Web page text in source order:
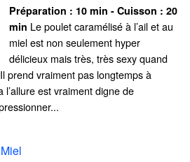
Préparation : 10 min - Cuisson : 20
min Le poulet caramélisé à l’ail et au
miel est non seulement hyper
délicieux mais très, très sexy quand
prend vraiment pas longtemps à
est vraiment digne de
Miel